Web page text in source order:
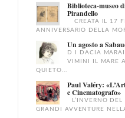
Biblioteca-museo
Pirandello
CREATA IL 17
ANNIVERSARIO DELLA
Un agosto a
D I DACIA
VIMINI IL MARE
QUIETO...
Paul Valéry:
e Cinematografo»
L’INVERNO
GRANDI AVVENTURE